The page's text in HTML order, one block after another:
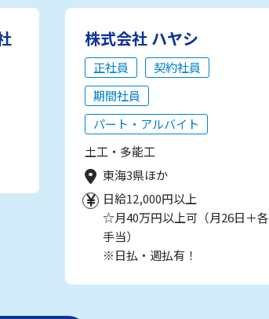
株式会社 ハヤシ
正社員
契約社員
期間社員
パート・アルバイト
土工・多能工
東海3県ほか
日給12,000円以上
☆月40万円以上可（月26日＋各
手当）
※日払・週払有！